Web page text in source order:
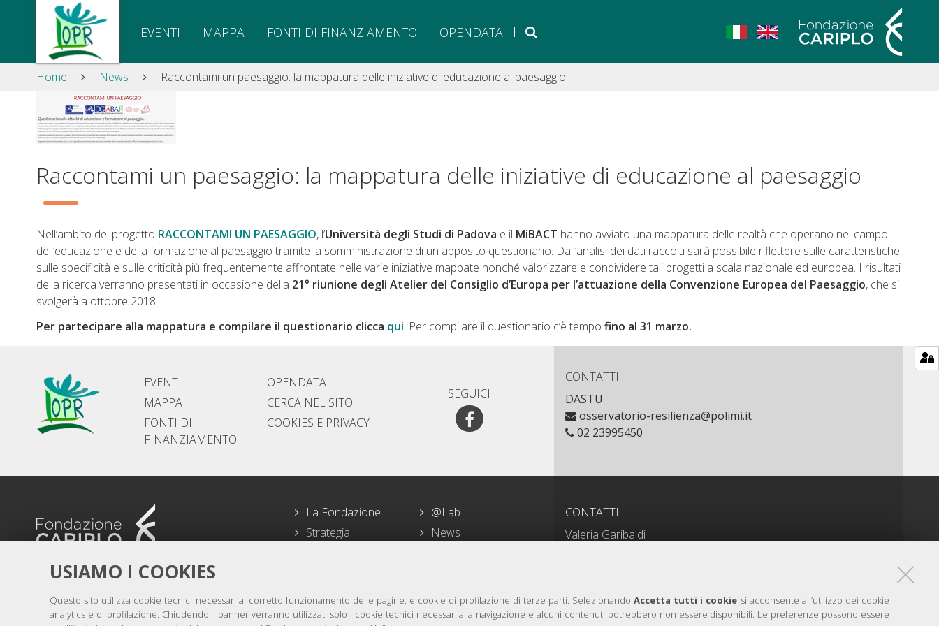
USIAMO I COOKIES
Questo sito utilizza cookie tecnici necessari al corretto funzionamento delle pagine, e cookie di profilazione di terze parti. SelezionandoAccetta tutti i cookie si acconsente all’utilizzo dei cookie
analytics e di profilazione. Chiudendo il banner verranno utilizzati solo i cookie tecnici necessari alla navigazione e alcuni contenuti potrebbero non essere disponibili. Le preferenze possono essere
navigazione
Contatti
Accessibilità
EVENTI MAPPA FONTI DI FINANZIAMENTO OPENDATA
Tu
Home News Raccontami un paesaggio: la mappatura delle iniziative di educazione al paesaggio
Raccontami un paesaggio: la mappatura delle iniziative di educazione al paesaggio
Nell’ambito del progetto RACCONTAMI UN PAESAGGIO, l’Università degli Studi di Padova e il MiBACT hanno avviato una mappatura delle realtà che operano nel campo
dell’educazione e della formazione al paesaggio tramite la somministrazione di un apposito questionario. Dall’analisi dei dati raccolti sarà possibile riflettere sulle caratteristiche,
sulle specificità e sulle criticità più frequentemente affrontate nelle varie iniziative mappate nonché valorizzare e condividere tali progetti a scala nazionale ed europea. I risultati
della ricerca verranno presentati in occasione della 21° riunione degli Atelier del Consiglio d’Europa per l’attuazione della Convenzione Europea del Paesaggio, che si
svolgerà a ottobre 2018.
Per partecipare alla mappatura e compilare il questionario clicca qui. Per compilare il questionario c’è tempo fino al 31 marzo.
EVENTI
MAPPA
FONTI DI
FINANZIAMENTO
OPENDATA
CERCA NEL SITO
COOKIES E PRIVACY
SEGUICI
Facebook
CONTATTI
DASTU
osservatorio-resilienza@polimi.it
02 23995450
FacebookYouTubeTwitter
La Fondazione
Strategia
@Lab
News
CONTATTI
Valeria Garibaldi